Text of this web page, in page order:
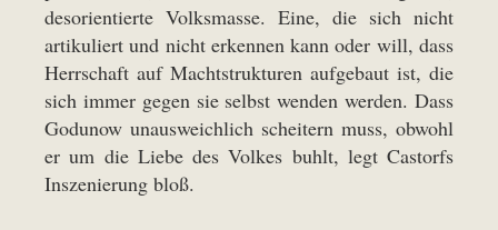
desorientierte Volksmasse. Eine, die sich nicht
artikuliert und nicht erkennen kann oder will, dass
Herrschaft auf Machtstrukturen aufgebaut ist, die
sich immer gegen sie selbst wenden werden. Dass
Godunow unausweichlich scheitern muss, obwohl
er um die Liebe des Volkes buhlt, legt Castorfs
Inszenierung bloß.